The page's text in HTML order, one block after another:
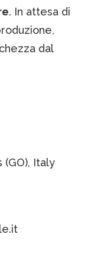
. In attesa di
dal
(GO), Italy